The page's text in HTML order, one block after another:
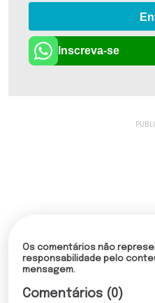
Inscreva-se
Os comentários não
responsabilidade pelo
mensagem.
Comentários (0)